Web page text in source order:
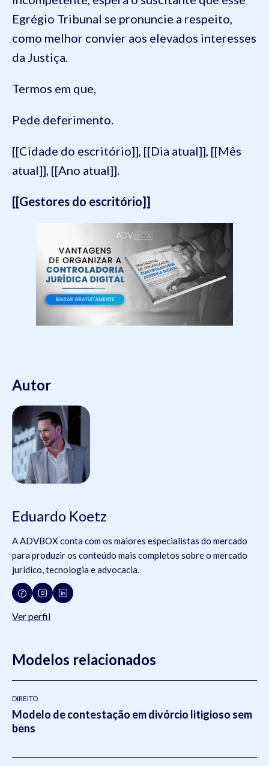
Egrégio Tribunal se pronuncie a respeito,
como melhor convier aos elevados interesses
da Justiça.
Termos em que,
Pede deferimento.
[[Cidade do escritório]], [[Dia atual]], [[Mês
atual]], [[Ano atual]].
[[Gestores do escritório]]
Autor
Eduardo Koetz
A ADVBOX conta com os maiores especialistas do mercado
para produzir os conteúdo mais completos sobre o mercado
jurídico, tecnologia e advocacia.
Ver perfil
Modelos relacionados
DIREITO
Modelo de contestação em divórcio litigioso sem
bens